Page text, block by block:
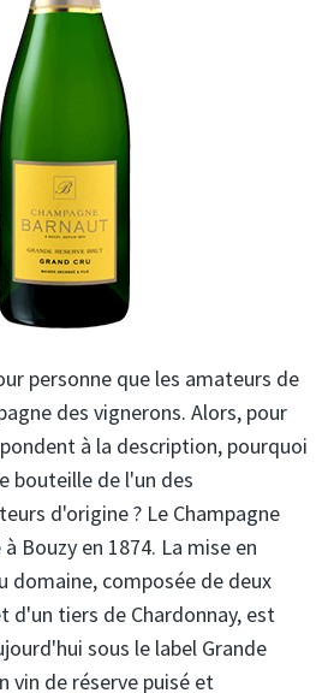
personne que les amateurs de
des vignerons. Alors, pour
à la description, pourquoi
bouteille de l'un des
d'origine ? Le Champagne
Bouzy en 1874. La mise en
domaine, composée de deux
d'un tiers de Chardonnay, est
sous le label Grande
vin de réserve puisé et